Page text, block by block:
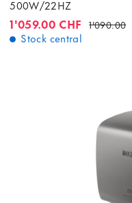
500W/22HZ
1'059.00 CHF 1'090.00
Stock central